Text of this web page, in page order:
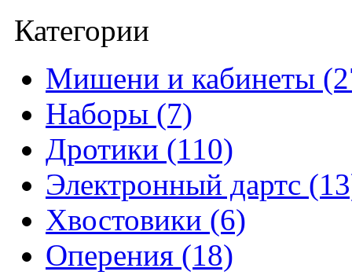
Категории
Мишени и кабинеты
Наборы (7)
Дротики (110)
Электронный дартс
Хвостовики (6)
Оперения (18)